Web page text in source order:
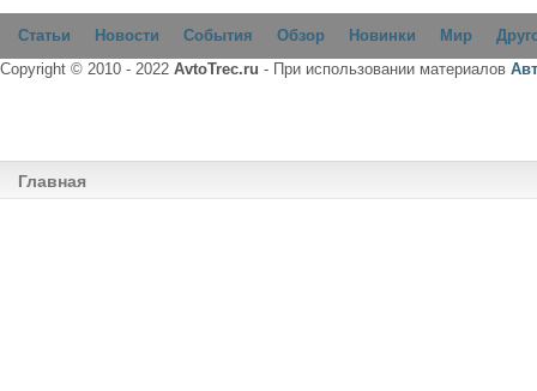
Статьи Новости События Обзор Новинки Мир
Copyright © 2010 - 2022 AvtoTrec.ru - При использовании материалов
Главная